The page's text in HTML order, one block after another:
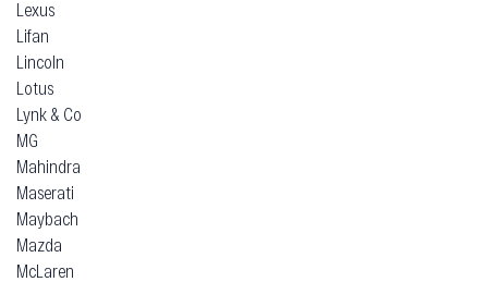
Lexus
Lifan
Lincoln
Lotus
Lynk & Co
MG
Mahindra
Maserati
Maybach
Mazda
McLaren